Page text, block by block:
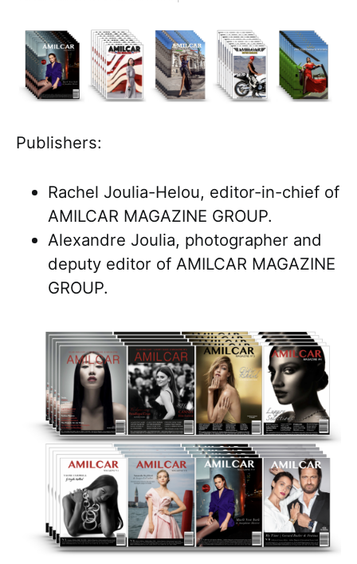
Publishers:
Rachel Joulia-Helou, editor-in-chief of
AMILCAR MAGAZINE GROUP.
Alexandre Joulia, photographer and
deputy editor of AMILCAR MAGAZINE
GROUP.